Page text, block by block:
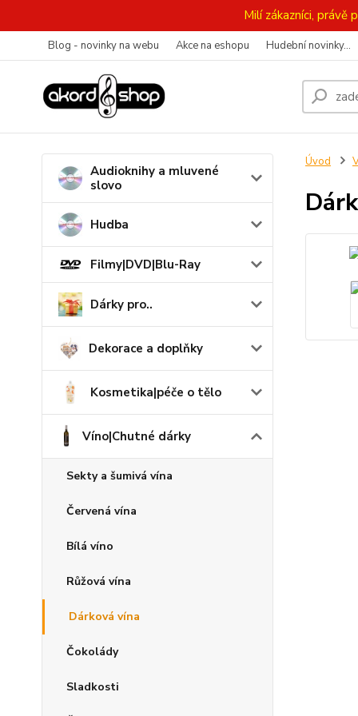
Milí zákazníci, právě
Blog - novinky na webu Akce na eshopu Hudební novinky...
Audioknihy a mluvené
slovo
Hudba
Filmy|DVD|Blu-Ray
Dárky pro..
Dekorace a doplňky
Kosmetika|péče o tělo
Víno|Chutné dárky
Sekty a šumivá vína
Červená vína
Bílá víno
Růžová vína
Dárková vína
Čokolády
Sladkosti
Úvod